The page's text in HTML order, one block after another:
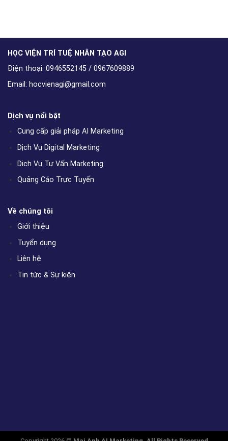
HỌC VIỆN TRÍ TUỆ NHÂN TẠO AGI
Điện thoại: 0946552145 / 0967609889
Email: hocvienagi@gmail.com
Dịch vụ nổi bật
Cung cấp giải pháp AI Marketing
Dịch Vụ Digital Marketing
Dịch Vụ Tư Vấn Marketing
Quảng Cáo Trực Tuyến
Về chúng tôi
Giới thiệu
Tuyển dụng
Liên hệ
Tin tức & Sự kiện